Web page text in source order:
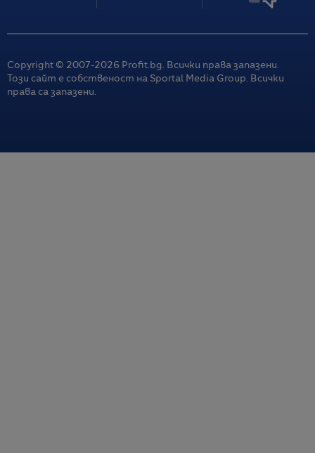
Copyright © 2007-2026 Profit.bg. Всички права запазени.
Този сайт е собственост на Sportal Media Group. Всички
права са запазени.